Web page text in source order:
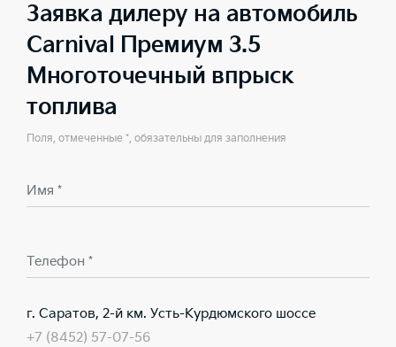
Заявка дилеру на автомобиль
Carnival Премиум 3.5
Многоточечный впрыск
топлива
Поля, отмеченные *, обязательны для заполнения
Имя *
Телефон *
г. Саратов, 2-й км. Усть-Курдюмского шоссе
+7 (8452) 57-07-56